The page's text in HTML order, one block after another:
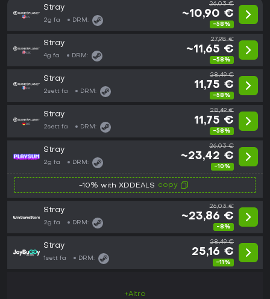
Stray
2g fa DRM:
26,03 €
~10,90 €
-58%
Stray
4g fa DRM:
27,98 €
~11,65 €
-58%
Stray
2sett fa DRM:
28,49 €
11,75 €
-58%
Stray
2sett fa DRM:
28,49 €
11,75 €
-58%
Stray
2g fa DRM:
26,03 €
~23,42 €
-10%
-10% with XDDEALS copy
Stray
2g fa DRM:
26,03 €
~23,86 €
-8%
Stray
1sett fa DRM:
28,49 €
25,16 €
-11%
+Altro